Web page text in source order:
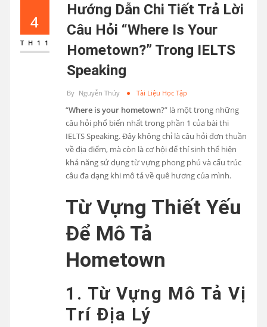
4
TH11
Hướng Dẫn Chi Tiết Trả Lời
Câu Hỏi “Where Is Your
Hometown?” Trong IELTS
Speaking
By Nguyễn Thúy Tài Liệu Học Tập
“Where is your hometown?” là một trong những
câu hỏi phổ biến nhất trong phần 1 của bài thi
IELTS Speaking. Đây không chỉ là câu hỏi đơn thuần
về địa điểm, mà còn là cơ hội để thí sinh thể hiện
khả năng sử dụng từ vựng phong phú và cấu trúc
câu đa dạng khi mô tả về quê hương của mình.
Từ Vựng Thiết Yếu
Để Mô Tả
Hometown
1. Từ Vựng Mô Tả Vị
Trí Địa Lý